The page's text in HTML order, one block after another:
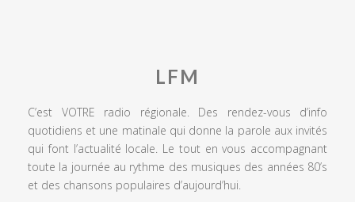
LFM
C’est VOTRE radio régionale. Des rendez-vous d’info
quotidiens et une matinale qui donne la parole aux invités
qui font l’actualité locale. Le tout en vous accompagnant
toute la journée au rythme des musiques des années 80’s
et des chansons populaires d’aujourd’hui.